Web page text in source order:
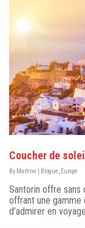
Coucher de
By Martine Blogue Europe
Santorin offre sans
offrant une gamme
d’admirer en voyage.